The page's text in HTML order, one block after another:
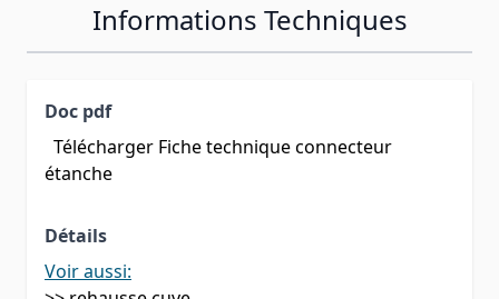
Informations Techniques
Doc pdf
Télécharger Fiche technique connecteur
étanche
Détails
Voir aussi: